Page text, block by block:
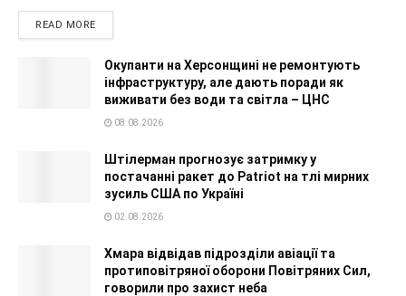
READ MORE
Окупанти на Херсонщині не ремонтують
інфраструктуру, але дають поради як
виживати без води та світла – ЦНС
08.08.2026
Штілерман прогнозує затримку у
постачанні ракет до Patriot на тлі мирних
зусиль США по Україні
02.08.2026
Хмара відвідав підрозділи авіації та
протиповітряної оборони Повітряних Сил,
говорили про захист неба